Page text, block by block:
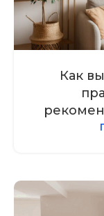
Как